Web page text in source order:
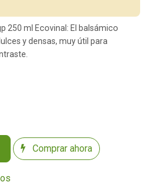
Comprar ahora
250 ml Ecovinal: El balsámico
y densas, muy útil para